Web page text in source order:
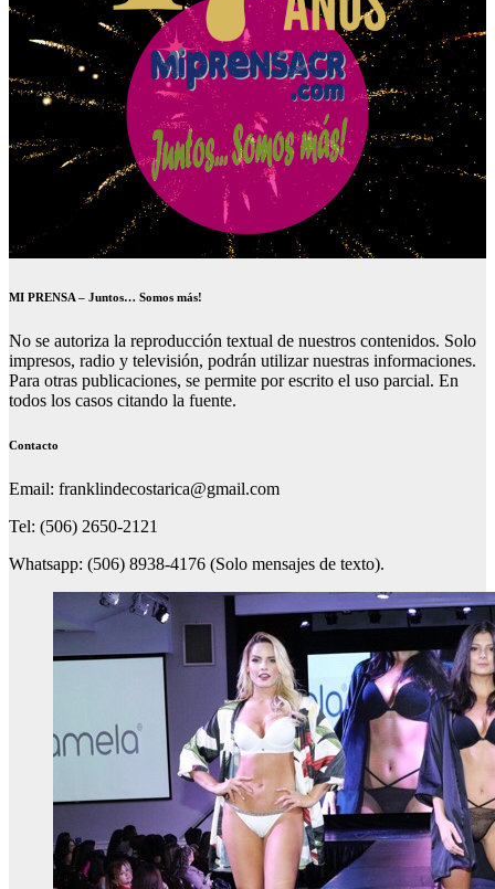
MI PRENSA – Juntos… Somos más!
No se autoriza la reproducción textual de nuestros contenidos. Solo
impresos, radio y televisión, podrán utilizar nuestras informaciones.
Para otras publicaciones, se permite por escrito el uso parcial. En
todos los casos citando la fuente.
Contacto
Email: franklindecostarica@gmail.com
Tel: (506) 2650-2121
Whatsapp: (506) 8938-4176 (Solo mensajes de texto).